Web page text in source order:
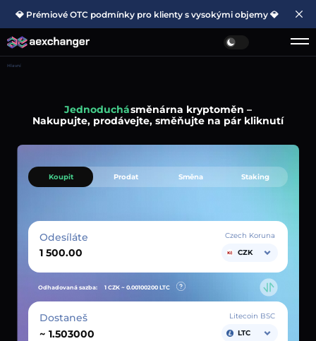
💎 Prémiové OTC podmínky pro klienty s vysokými objemy 💎
Hlavní
Jednoduchásměnárna kryptoměn –
Nakupujte, prodávejte, směňujte na pár kliknutí
Koupit Prodat Směna Staking
Odesíláte
Czech Koruna
CZK
Odhadovaná sazba: 1 CZK ~ 0.00100200 LTC
Dostaneš
~
Litecoin BSC
LTC